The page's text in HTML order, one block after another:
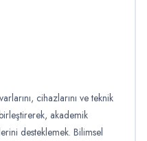
cihazlarını ve teknik
akademik
desteklemek. Bilimsel